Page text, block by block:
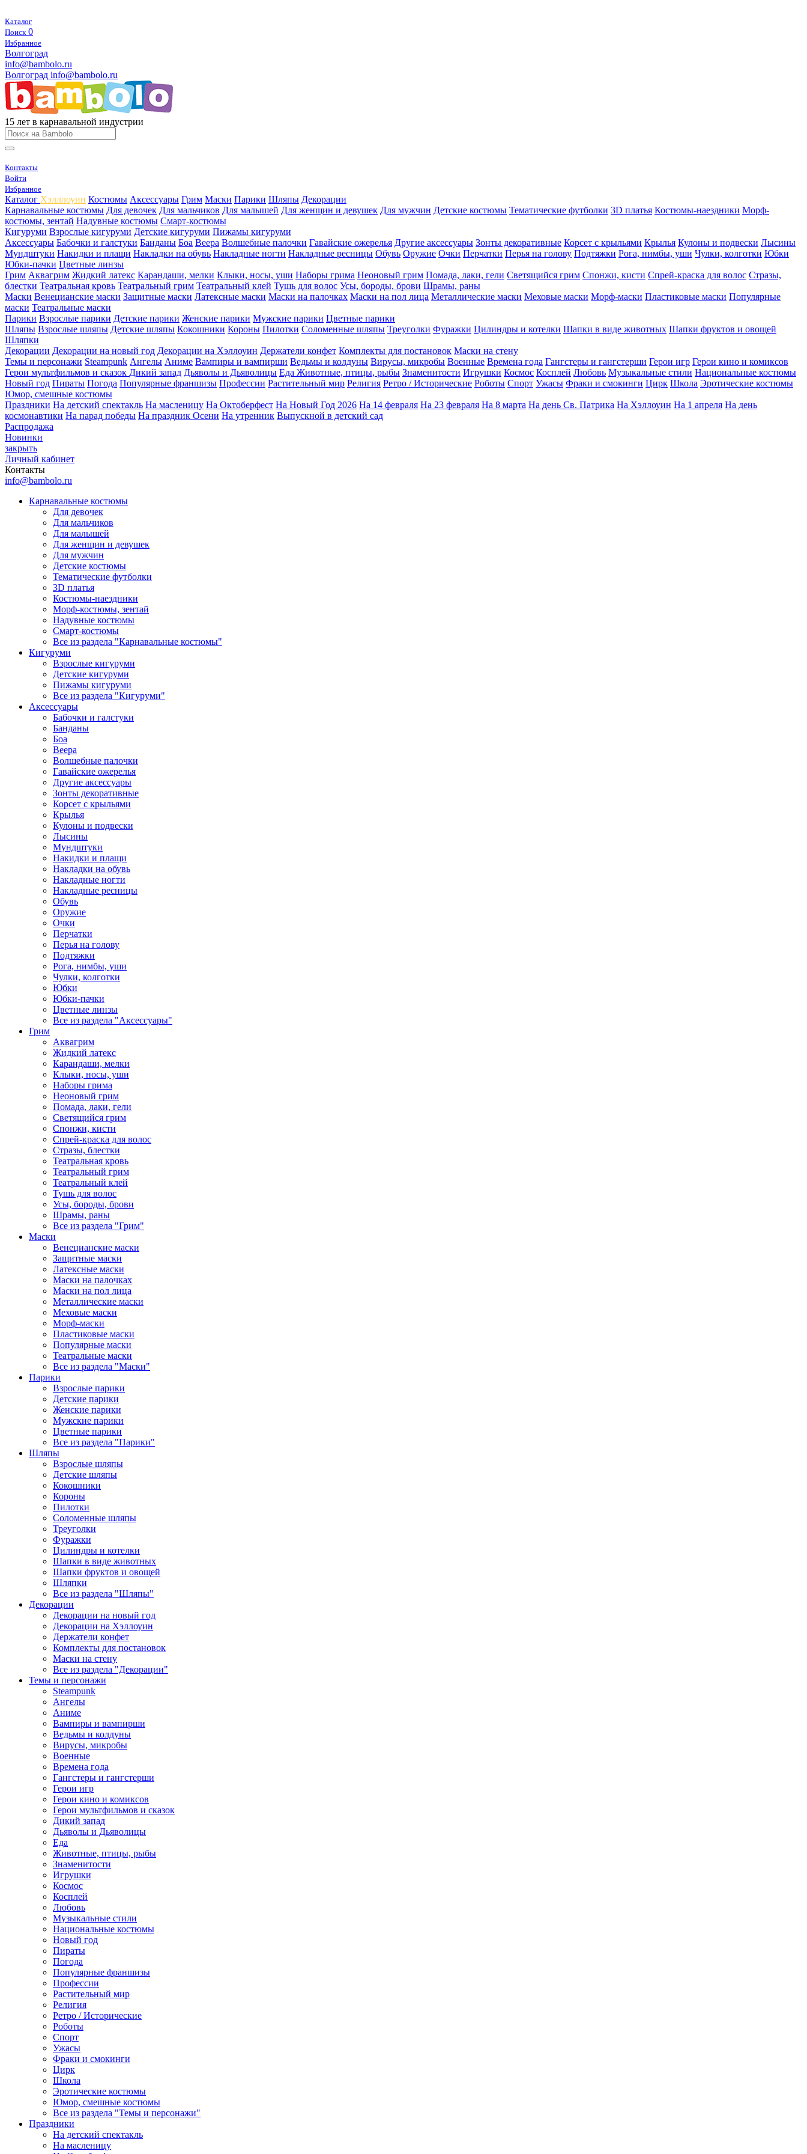
Каталог
Поиск 0
Избранное
Волгоград
info@bambolo.ru
Волгоград info@bambolo.ru
15 лет в карнавальной индустрии
Контакты
Войти
Избранное
Каталог Хэлллоуин Костюмы Аксессуары Грим Маски Парики Шляпы Декорации
Карнавальные костюмы Для девочек Для мальчиков Для малышей Для женщин и девушек Для мужчин Детские костюмы Тематические футболки 3D платья Костюмы-наездники Морф-
костюмы, зентай Надувные костюмы Смарт-костюмы
Кигуруми Взрослые кигуруми Детские кигуруми Пижамы кигуруми
Аксессуары Бабочки и галстуки Банданы Боа Веера Волшебные палочки Гавайские ожерелья Другие аксессуары Зонты декоративные Корсет с крыльями Крылья Кулоны и подвески Лысины
Мундштуки Накидки и плащи Накладки на обувь Накладные ногти Накладные ресницы Обувь Оружие Очки Перчатки Перья на голову Подтяжки Рога, нимбы, уши Чулки, колготки Юбки
Юбки-пачки Цветные линзы
Грим Аквагрим Жидкий латекс Карандаши, мелки Клыки, носы, уши Наборы грима Неоновый грим Помада, лаки, гели Светящийся грим Спонжи, кисти Спрей-краска для волос Стразы,
блестки Театральная кровь Театральный грим Театральный клей Тушь для волос Усы, бороды, брови Шрамы, раны
Маски Венецианские маски Защитные маски Латексные маски Маски на палочках Маски на пол лица Металлические маски Меховые маски Морф-маски Пластиковые маски Популярные
маски Театральные маски
Парики Взрослые парики Детские парики Женские парики Мужские парики Цветные парики
Шляпы Взрослые шляпы Детские шляпы Кокошники Короны Пилотки Соломенные шляпы Треуголки Фуражки Цилиндры и котелки Шапки в виде животных Шапки фруктов и овощей
Шляпки
Декорации Декорации на новый год Декорации на Хэллоуин Держатели конфет Комплекты для постановок Маски на стену
Темы и персонажи Steampunk Ангелы Аниме Вампиры и вампирши Ведьмы и колдуны Вирусы, микробы Военные Времена года Гангстеры и гангстерши Герои игр Герои кино и комиксов
Герои мультфильмов и сказок Дикий запад Дьяволы и Дьяволицы Еда Животные, птицы, рыбы Знаменитости Игрушки Космос Косплей Любовь Музыкальные стили Национальные костюмы
Новый год Пираты Погода Популярные франшизы Профессии Растительный мир Религия Ретро / Исторические Роботы Спорт Ужасы Фраки и смокинги Цирк Школа Эротические костюмы
Юмор, смешные костюмы
Праздники На детский спектакль На масленицу На Октоберфест На Новый Год 2026 На 14 февраля На 23 февраля На 8 марта На день Св. Патрика На Хэллоуин На 1 апреля На день
космонавтики На парад победы На праздник Осени На утренник Выпускной в детский сад
Распродажа
Новинки
закрыть
Личный кабинет
Контакты
info@bambolo.ru
Карнавальные костюмы
Для девочек
Для мальчиков
Для малышей
Для женщин и девушек
Для мужчин
Детские костюмы
Тематические футболки
3D платья
Костюмы-наездники
Морф-костюмы, зентай
Надувные костюмы
Смарт-костюмы
Все из раздела "Карнавальные костюмы"
Кигуруми
Взрослые кигуруми
Детские кигуруми
Пижамы кигуруми
Все из раздела "Кигуруми"
Аксессуары
Бабочки и галстуки
Банданы
Боа
Веера
Волшебные палочки
Гавайские ожерелья
Другие аксессуары
Зонты декоративные
Корсет с крыльями
Крылья
Кулоны и подвески
Лысины
Мундштуки
Накидки и плащи
Накладки на обувь
Накладные ногти
Накладные ресницы
Обувь
Оружие
Очки
Перчатки
Перья на голову
Подтяжки
Рога, нимбы, уши
Чулки, колготки
Юбки
Юбки-пачки
Цветные линзы
Все из раздела "Аксессуары"
Грим
Аквагрим
Жидкий латекс
Карандаши, мелки
Клыки, носы, уши
Наборы грима
Неоновый грим
Помада, лаки, гели
Светящийся грим
Спонжи, кисти
Спрей-краска для волос
Стразы, блестки
Театральная кровь
Театральный грим
Театральный клей
Тушь для волос
Усы, бороды, брови
Шрамы, раны
Все из раздела "Грим"
Маски
Венецианские маски
Защитные маски
Латексные маски
Маски на палочках
Маски на пол лица
Металлические маски
Меховые маски
Морф-маски
Пластиковые маски
Популярные маски
Театральные маски
Все из раздела "Маски"
Парики
Взрослые парики
Детские парики
Женские парики
Мужские парики
Цветные парики
Все из раздела "Парики"
Шляпы
Взрослые шляпы
Детские шляпы
Кокошники
Короны
Пилотки
Соломенные шляпы
Треуголки
Фуражки
Цилиндры и котелки
Шапки в виде животных
Шапки фруктов и овощей
Шляпки
Все из раздела "Шляпы"
Декорации
Декорации на новый год
Декорации на Хэллоуин
Держатели конфет
Комплекты для постановок
Маски на стену
Все из раздела "Декорации"
Темы и персонажи
Steampunk
Ангелы
Аниме
Вампиры и вампирши
Ведьмы и колдуны
Вирусы, микробы
Военные
Времена года
Гангстеры и гангстерши
Герои игр
Герои кино и комиксов
Герои мультфильмов и сказок
Дикий запад
Дьяволы и Дьяволицы
Еда
Животные, птицы, рыбы
Знаменитости
Игрушки
Космос
Косплей
Любовь
Музыкальные стили
Национальные костюмы
Новый год
Пираты
Погода
Популярные франшизы
Профессии
Растительный мир
Религия
Ретро / Исторические
Роботы
Спорт
Ужасы
Фраки и смокинги
Цирк
Школа
Эротические костюмы
Юмор, смешные костюмы
Все из раздела "Темы и персонажи"
Праздники
На детский спектакль
На масленицу